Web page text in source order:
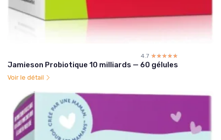
4.7 ☆☆☆☆☆
★★★★★
Jamieson Probiotique 10 milliards — 60 gélules
Voir le détail